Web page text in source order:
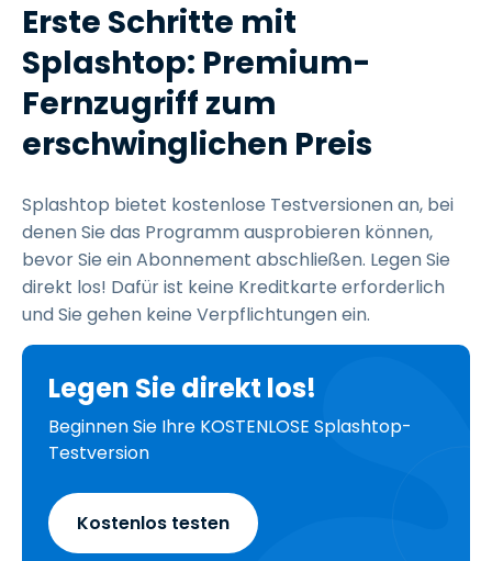
Erste Schritte mit
Splashtop: Premium-
Fernzugriff zum
erschwinglichen Preis
Splashtop bietet kostenlose Testversionen an, bei
denen Sie das Programm ausprobieren können,
bevor Sie ein Abonnement abschließen. Legen Sie
direkt los! Dafür ist keine Kreditkarte erforderlich
und Sie gehen keine Verpflichtungen ein.
Legen Sie direkt los!
Beginnen Sie Ihre KOSTENLOSE Splashtop-
Testversion
Kostenlos testen